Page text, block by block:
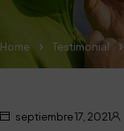
Home Testimonial
septiembre 17, 2021